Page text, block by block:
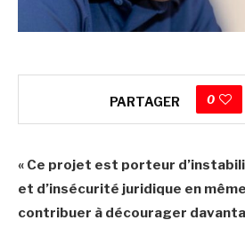
PARTAGER 0
« Ce projet est porteur
et d’insécurité juridique en
contribuer à décourager